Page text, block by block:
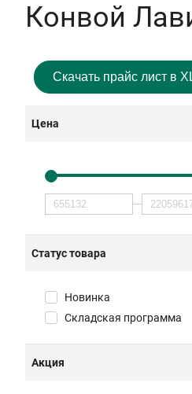
Конвой
Скачать прайс лист в
Цена
Статус товара
Новинка
Складская программа
Акция